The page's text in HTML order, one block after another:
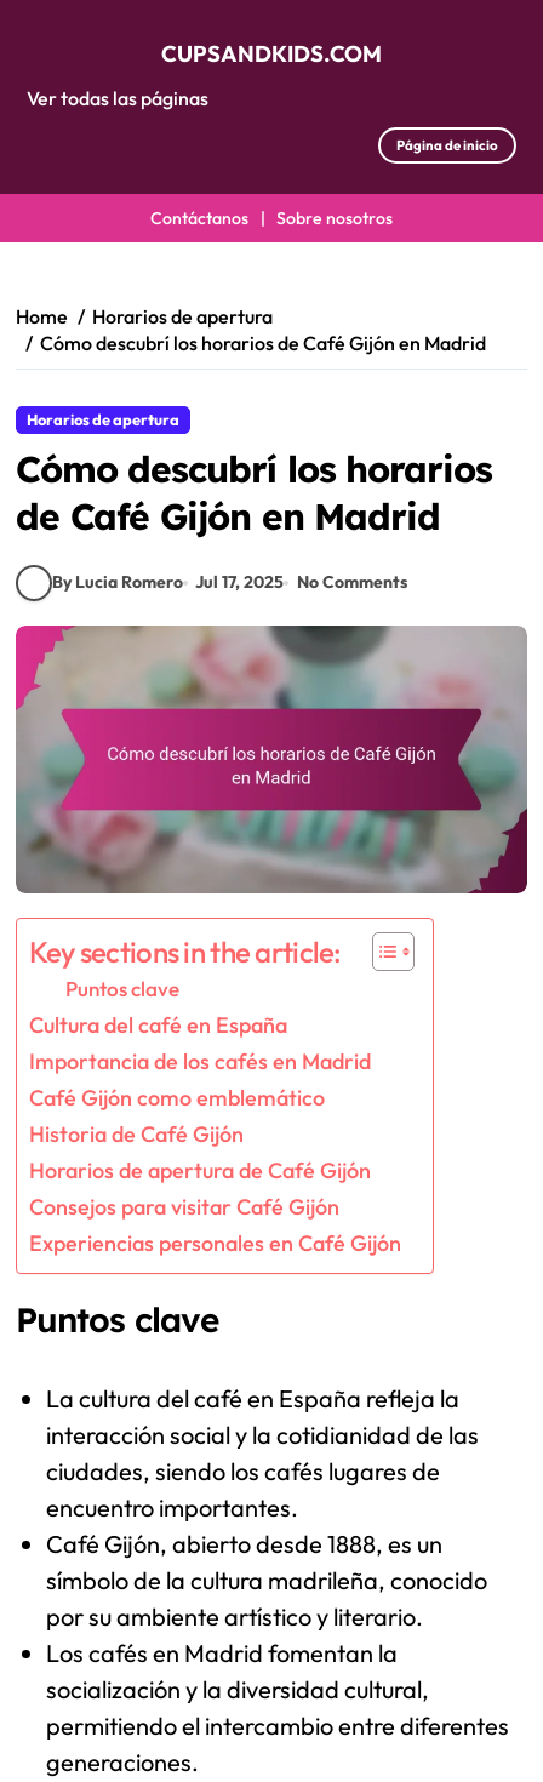
Ver todas las páginas
CUPSANDKIDS.COM
Página de inicio
Contáctanos | Sobre nosotros
content
Home
Horarios de apertura
Cómo descubrí los horarios de Café Gijón en Madrid
Horarios de apertura
Cómo descubrí los horarios
de Café Gijón en Madrid
By Lucia Romero Jul 17, 2025 No Comments
Key sections in the article:
Puntos clave
Cultura del café en España
Importancia de los cafés en Madrid
Café Gijón como emblemático
Historia de Café Gijón
Horarios de apertura de Café Gijón
Consejos para visitar Café Gijón
Experiencias personales en Café Gijón
Puntos clave
La cultura del café en España refleja la
interacción social y la cotidianidad de las
ciudades, siendo los cafés lugares de
encuentro importantes.
Café Gijón, abierto desde 1888, es un
símbolo de la cultura madrileña, conocido
por su ambiente artístico y literario.
Los cafés en Madrid fomentan la
socialización y la diversidad cultural,
permitiendo el intercambio entre diferentes
generaciones.